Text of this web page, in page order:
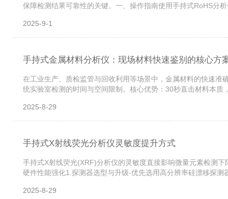
保障检测结果可靠性的关键。一、操作指南使用手持式RoHS分
2025-9-1
手持式金属材料分析仪：现场材料快速鉴别的核心方
在工业生产、质检监管与回收利用等场景中，金属材料的快速
统实验室检测的时间与空间限制。核心优势：30秒直击材料本
2025-8-29
手持式X射线荧光分析仪灵敏度提升方式
手持式X射线荧光(XRF)分析仪的灵敏度直接影响微量元素检测
硬件性能强化1.探测器选型与升级-优先选用高分辨率硅漂移探
2025-8-29